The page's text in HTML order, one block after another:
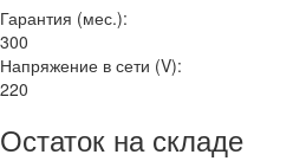
Гарантия (мес.):
300
Напряжение в сети (V):
220
Остаток на складе